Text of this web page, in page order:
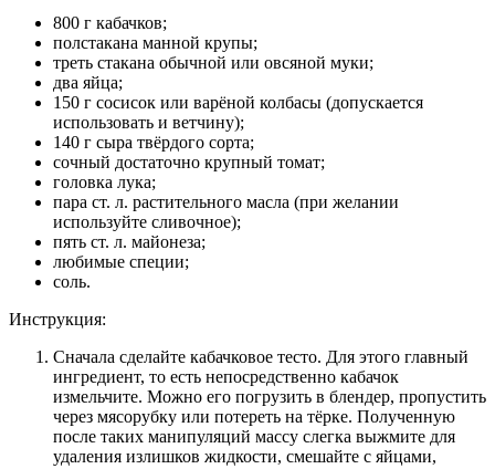
800 г кабачков;
полстакана манной крупы;
треть стакана обычной или овсяной муки;
два яйца;
150 г сосисок или варёной колбасы (допускается
использовать и ветчину);
140 г сыра твёрдого сорта;
сочный достаточно крупный томат;
головка лука;
пара ст. л. растительного масла (при желании
используйте сливочное);
пять ст. л. майонеза;
любимые специи;
соль.
Инструкция:
Сначала сделайте кабачковое тесто. Для этого главный
ингредиент, то есть непосредственно кабачок
измельчите. Можно его погрузить в блендер, пропустить
через мясорубку или потереть на тёрке. Полученную
после таких манипуляций массу слегка выжмите для
удаления излишков жидкости, смешайте с яйцами,